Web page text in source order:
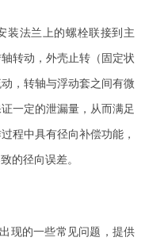
装法兰上的螺栓联接到主
转动，外壳止转（固定状
，转轴与浮动套之间有微
一定的泄漏量，从而满足
程中具有径向补偿功能，
的径向误差。
现的一些常见问题，提供